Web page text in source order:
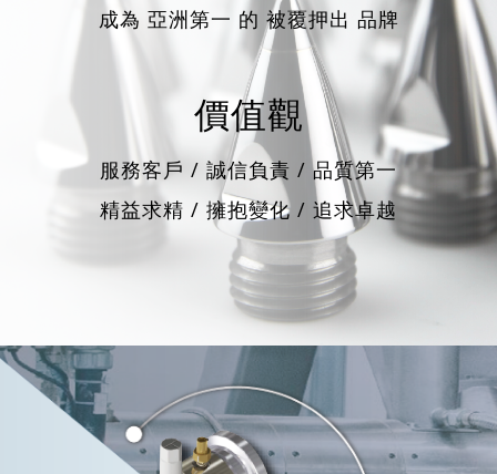
成為 亞洲第一 的 被覆押出 品牌
​價值觀
服務客戶 / 誠信負責 / 品質第一
精益求精 / 擁抱變化 / 追求卓越